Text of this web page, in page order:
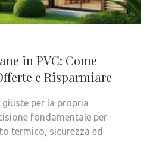
in PVC: Come
e Risparmiare
giuste per la propria
fondamentale per
termico, sicurezza ed